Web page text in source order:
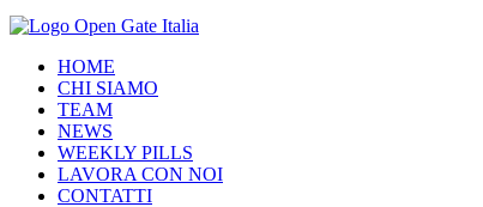
HOME
CHI SIAMO
TEAM
NEWS
WEEKLY PILLS
LAVORA CON NOI
CONTATTI